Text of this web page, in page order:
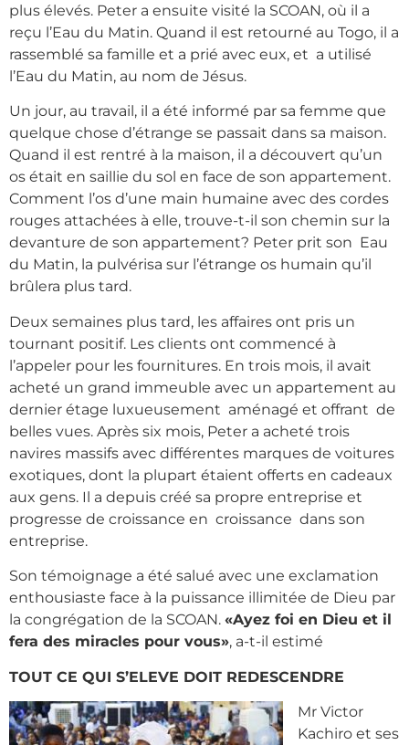
plus élevés. Peter a ensuite visité la SCOAN, où il a
reçu l’Eau du Matin. Quand il est retourné au Togo, il a
rassemblé sa famille et a prié avec eux, et a utilisé
l’Eau du Matin, au nom de Jésus.
Un jour, au travail, il a été informé par sa femme que
quelque chose d’étrange se passait dans sa maison.
Quand il est rentré à la maison, il a découvert qu’un
os était en saillie du sol en face de son appartement.
Comment l’os d’une main humaine avec des cordes
rouges attachées à elle, trouve-t-il son chemin sur la
devanture de son appartement? Peter prit son Eau
du Matin, la pulvérisa sur l’étrange os humain qu’il
brûlera plus tard.
Deux semaines plus tard, les affaires ont pris un
tournant positif. Les clients ont commencé à
l’appeler pour les fournitures. En trois mois, il avait
acheté un grand immeuble avec un appartement au
dernier étage luxueusement aménagé et offrant de
belles vues. Après six mois, Peter a acheté trois
navires massifs avec différentes marques de voitures
exotiques, dont la plupart étaient offerts en cadeaux
aux gens. Il a depuis créé sa propre entreprise et
progresse de croissance en croissance dans son
entreprise.
Son témoignage a été salué avec une exclamation
enthousiaste face à la puissance illimitée de Dieu par
la congrégation de la SCOAN. «Ayez foi en Dieu et il
fera des miracles pour vous», a-t-il estimé
TOUT CE QUI S’ELEVE DOIT REDESCENDRE
Mr Victor
Kachiro et ses